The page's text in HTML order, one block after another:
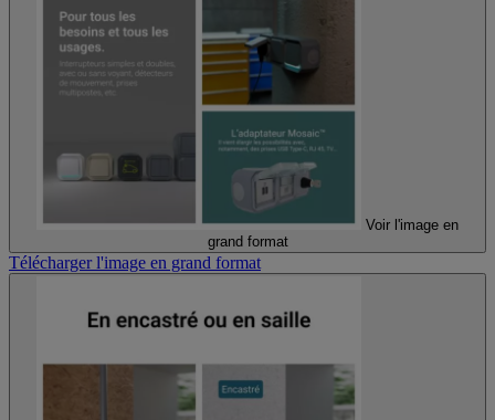
Voir l'image en
grand format
Télécharger l'image en grand format